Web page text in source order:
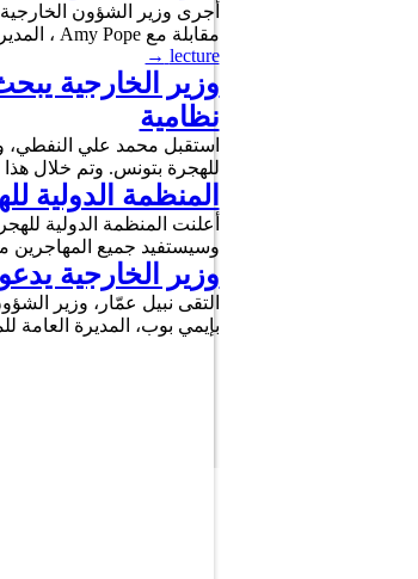
مقابلة مع Amy Pope ، المديرة العامة للمنظمة الدولية للهجرة، شكّلت سانحة للتعريف بمقوّمات المقاربة التونسية للهجرة المنظمة والآمنة …
lecture
→
وزير الخارجية
نظامية
للهجرة بتونس. وتم خلال
المنظمة الدولية للهجرة
وسيستفيد جميع المهاجرين
وزير الخارجية
بإيمي بوب، المديرة العامة